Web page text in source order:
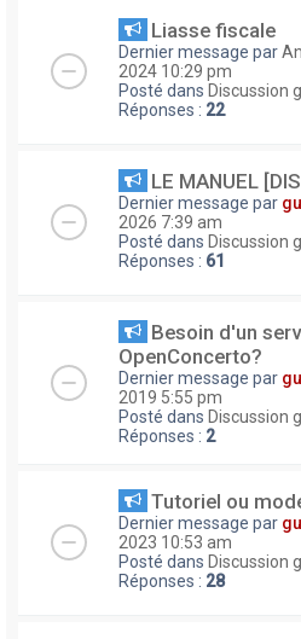
Liasse fiscale
Dernier message par
2024 10:29 pm
Posté dans Discussion
Réponses : 22
LE MANUEL
Dernier message par
2026 7:39 am
Posté dans Discussion
Réponses : 61
Besoin d'un
OpenConcerto?
Dernier message par
2019 5:55 pm
Posté dans Discussion
Réponses : 2
Tutoriel ou
Dernier message par
2023 10:53 am
Posté dans Discussion
Réponses : 28